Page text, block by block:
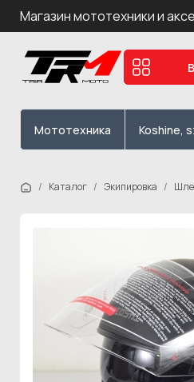
Магазин мототехники и
Мототехника Koshine,
Каталог Экипировка